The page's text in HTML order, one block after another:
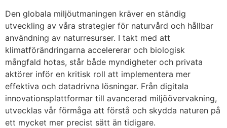
Den globala miljöutmaningen kräver en ständig
utveckling av våra strategier för naturvård och hållbar
användning av naturresurser. I takt med att
klimatförändringarna accelererar och biologisk
mångfald hotas, står både myndigheter och privata
aktörer inför en kritisk roll att implementera mer
effektiva och datadrivna lösningar. Från digitala
innovationsplattformar till avancerad miljöövervakning,
utvecklas vår förmåga att förstå och skydda naturen på
ett mycket mer precist sätt än tidigare.